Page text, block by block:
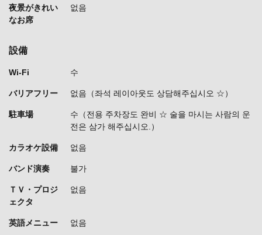
夜景がきれい
なお席
없음
設備
Wi-Fi 수
バリアフリー 없음（좌석 레이아웃도 상담해주십시오 ☆）
駐車場
수（전용 주차장도 완비 ☆ 술을 마시는 사람의 운
전은 삼가 해주십시오.）
カラオケ設備 없음
バンド演奏 불가
ＴＶ・プロジ
ェクタ
없음
英語メニュー 없음